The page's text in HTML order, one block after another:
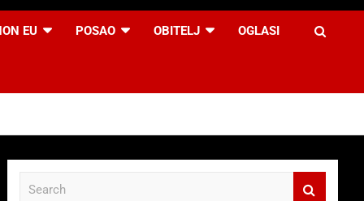
EU POSAO OBITELJ OGLASI